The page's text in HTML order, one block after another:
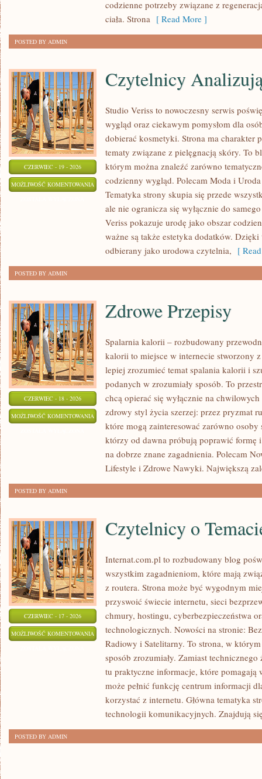
codzienne potrzeby związane z
ciała. Strona [ Read More ]
POSTED BY ADMIN
CZERWIEC - 19 - 2026
MOŻLIWOŚĆ KOMENTOWANIA CZYTELNICY
ANALIZUJĄ
Czytelnicy
Studio Veriss to nowoczesny serwis
wygląd oraz ciekawym pomysłom dla
dobierać kosmetyki. Strona ma charakter
tematy związane z pielęgnacją skóry. To
którym można znaleźć zarówno
codzienny wygląd. Polecam Moda i
Tematyka strony skupia się przede
ale nie ogranicza się wyłącznie do
Veriss pokazuje urodę jako obszar
ważne są także estetyka dodatków.
odbierany jako urodowa czytelnia, [
POSTED BY ADMIN
CZERWIEC - 18 - 2026
MOŻLIWOŚĆ KOMENTOWANIA ZDROWE
PRZEPISY
Zdrowe Przepisy
Spalarnia kalorii – rozbudowany
kalorii to miejsce w internecie stworzony
lepiej zrozumieć temat spalania kalorii i
podanych w zrozumiały sposób. To
chcą opierać się wyłącznie na
zdrowy styl życia szerzej: przez pryzmat
które mogą zainteresować zarówno
którzy od dawna próbują poprawić formę
na dobrze znane zagadnienia. Polecam
Lifestyle i Zdrowe Nawyki. Największą
POSTED BY ADMIN
CZERWIEC - 17 - 2026
MOŻLIWOŚĆ KOMENTOWANIA CZYTELNICY
TEMACIE
Czytelnicy o
Internat.com.pl to rozbudowany blog
wszystkim zagadnieniom, które mają
z routera. Strona może być wygodnym
przyswoić świecie internetu, sieci
chmury, hostingu, cyberbezpieczeństwa
technologicznych. Nowości na stronie:
Radiowy i Satelitarny. To strona, w
sposób zrozumiały. Zamiast
tu praktyczne informacje, które pomagają
może pełnić funkcję centrum informacji
korzystać z internetu. Główna tematyka
technologii komunikacyjnych. Znajdują
POSTED BY ADMIN